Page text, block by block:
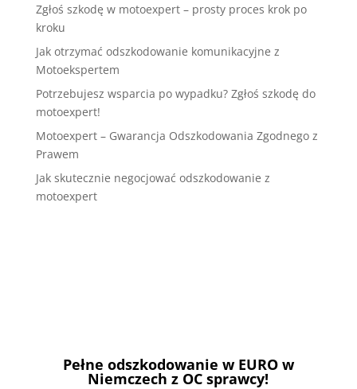
Zgłoś szkodę w motoexpert – prosty proces krok po
kroku
Jak otrzymać odszkodowanie komunikacyjne z
Motoekspertem
Potrzebujesz wsparcia po wypadku? Zgłoś szkodę do
motoexpert!
Motoexpert – Gwarancja Odszkodowania Zgodnego z
Prawem
Jak skutecznie negocjować odszkodowanie z
motoexpert
Pełne odszkodowanie w EURO w
Niemczech z OC sprawcy!